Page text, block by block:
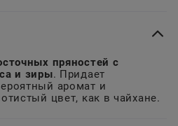
пряностей с
и зиры. Придает
аромат и
цвет, как в чайхане.